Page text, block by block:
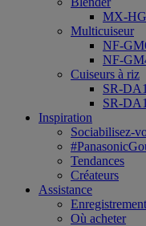
MX-
Multicuiseur
NF-
NF-
Cuiseurs à riz
SR-
SR-
Inspiration
Sociabilisez-
Tendances
Créateurs
Assistance
Où acheter